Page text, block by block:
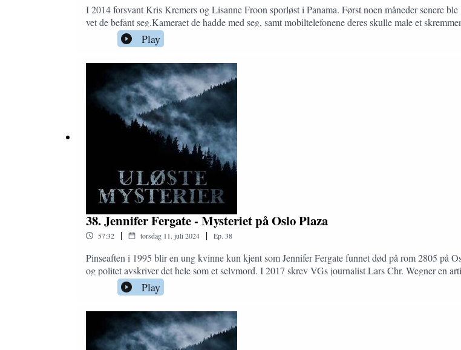
I 2014 forsvant Kris Kremers og Lisanne Froon sporløst i Panama. Først noen måneder senere
vet de befant seg.Kameraet de hadde med seg, samt mobiltelefonene deres skulle male et
vise seg at det kanskje var mer til forsvinningen enn hva myndighetene antok.
Play
38. Jennifer Fergate - Mysteriet på Oslo Plaza
57:32 | torsdag 11. juli 2024 | Ep. 38
Pinseaften i 1995 blir en ung kvinne kun kjent som Jennifer Fergate funnet død på rom 2805 på
og politet avskriver det hele som et selvmord. I 2017 skrev VGs journalist Lars Chr. Wegner en
episoden tar jeg for meg en av de største sakene jeg noensinne har undersøkt og går gjennom
Play